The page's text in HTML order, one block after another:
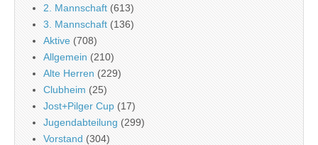
2. Mannschaft (613)
3. Mannschaft (136)
Aktive (708)
Allgemein (210)
Alte Herren (229)
Clubheim (25)
Jost+Pilger Cup (17)
Jugendabteilung (299)
Vorstand (304)